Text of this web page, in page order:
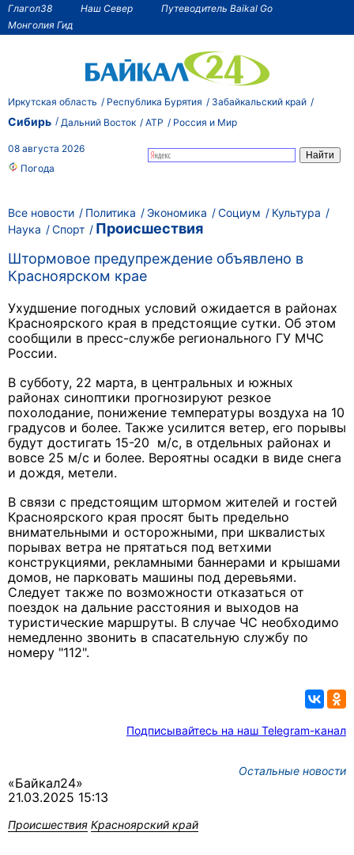
Глагол38 Наш Север
Путеводитель Baikal Go
Монголия Гид
Иркутская область Республика Бурятия Забайкальский край
Сибирь Дальний Восток АТР Россия и Мир
08 августа 2026
Погода
Все новости Политика Экономика Социум
Культура
Наука
Спорт
Происшествия
Штормовое предупреждение объявлено в
Красноярском крае
Ухудшение погодных условий ожидается в районах
Красноярского края в предстоящие сутки. Об этом
сообщили в пресс-службе регионального ГУ МЧС
России.
В субботу, 22 марта, в центральных и южных
районах синоптики прогнозируют резкое
похолодание, понижение температуры воздуха на 10
градусов и более. Также усилится ветер, его порывы
будут достигать 15-20 м/с, в отдельных районах и
вовсе 25 м/с и более. Вероятны осадки в виде снега
и дождя, метели.
В связи с предстоящим штормом жителей и гостей
Красноярского края просят быть предельно
внимательными и осторожными, при шквалистых
порывах ветра не прятаться под ветхими
конструкциями, рекламными баннерами и крышами
домов, не парковать машины под деревьями.
Следует также по возможности отказаться от
поездок на дальние расстояния и выходов на
туристические маршруты. В случае ЧС необходимо
немедленно звонить в спасательную службу по
номеру "112".
Подписывайтесь на наш Telegram-канал
Остальные новости
«Байкал24»
21.03.2025 15:13
Происшествия Красноярский край